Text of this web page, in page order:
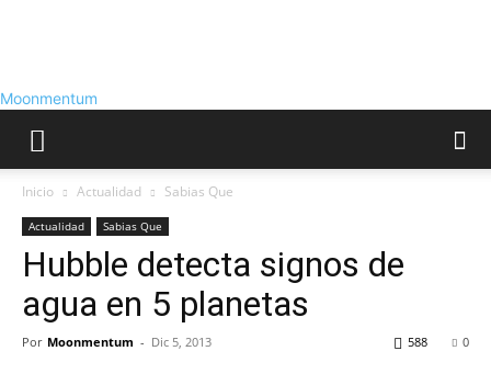
Moonmentum
Inicio Actualidad Sabias Que
Actualidad Sabias Que
Hubble detecta signos de
agua en 5 planetas
Por Moonmentum - Dic 5, 2013 0
588